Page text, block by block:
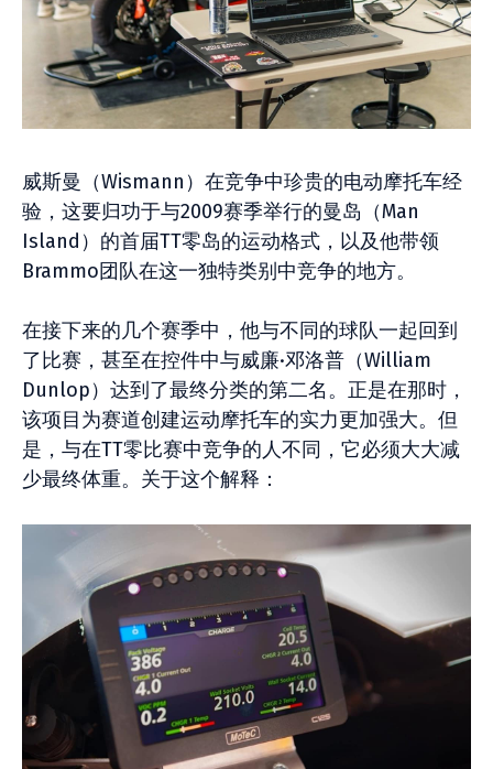
威斯曼（Wismann）在竞争中珍贵的电动摩托车经
验，这要归功于与2009赛季举行的曼岛（Man
Island）的首届TT零岛的运动格式，以及他带领
Brammo团队在这一独特类别中竞争的地方。
在接下来的几个赛季中，他与不同的球队一起回到
了比赛，甚至在控件中与威廉·邓洛普（William
Dunlop）达到了最终分类的第二名。正是在那时，
该项目为赛道创建运动摩托车的实力更加强大。但
是，与在TT零比赛中竞争的人不同，它必须大大减
少最终体重。关于这个解释：